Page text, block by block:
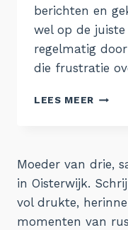
berichten en
wel op de
regelmatig
die frustratie
LEES MEER 3.
Moeder van drie,
in Oisterwijk.
vol drukte,
momenten van